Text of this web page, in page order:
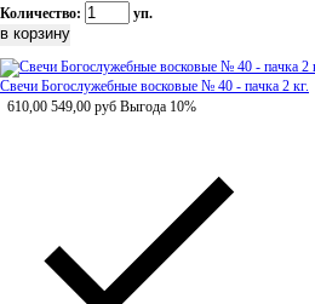
Количество: уп.
Свечи Богослужебные восковые № 40 - пачка 2 кг.
610,00 549,00 руб Выгода 10%